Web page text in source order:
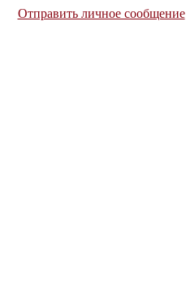
Отправить личное сообщение